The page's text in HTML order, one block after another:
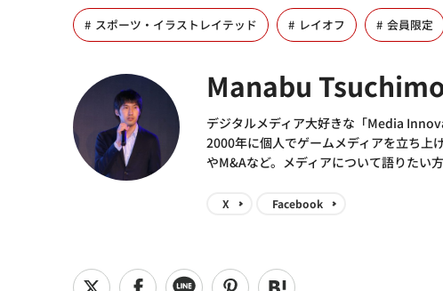
スポーツ・イラストレイテッド レイオフ 会員限定
Manabu
デジタルメディア大好きな「Media
2000年に個人でゲームメディアを立ち上
やM&Aなど。メディアについて語りたい
X Facebook